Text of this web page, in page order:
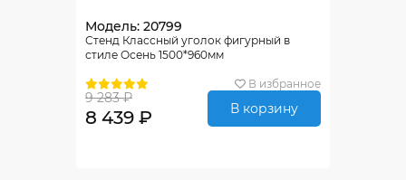
Модель: 20799
Стенд Классный уголок фигурный в
стиле Осень 1500*960мм
В избранное
9 283 ₽
8 439 ₽ В корзину